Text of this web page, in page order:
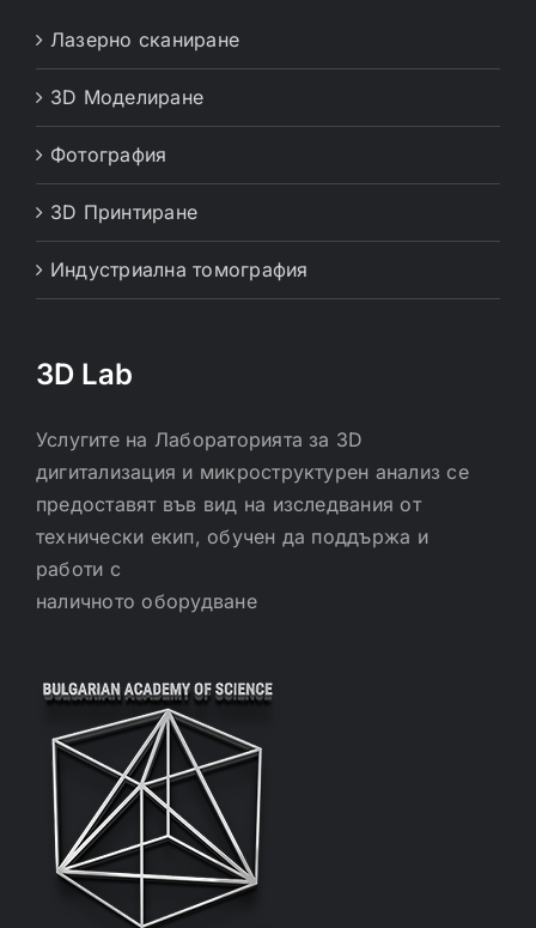
Лазерно сканиране
3D Моделиране
Фотография
3D Принтиране
Индустриална томография
3D Lab
Услугите на Лабораторията за 3D
дигитализация и микроструктурен анализ се
предоставят във вид на изследвания от
технически екип, обучен да поддържа и
работи с
наличното оборудване